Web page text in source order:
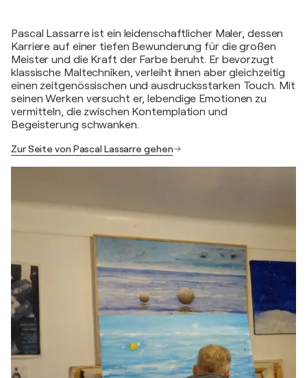
Pascal Lassarre ist ein leidenschaftlicher Maler, dessen
Karriere auf einer tiefen Bewunderung für die großen
Meister und die Kraft der Farbe beruht. Er bevorzugt
klassische Maltechniken, verleiht ihnen aber gleichzeitig
einen zeitgenössischen und ausdrucksstarken Touch. Mit
seinen Werken versucht er, lebendige Emotionen zu
vermitteln, die zwischen Kontemplation und
Begeisterung schwanken.
Zur Seite von Pascal Lassarre gehen